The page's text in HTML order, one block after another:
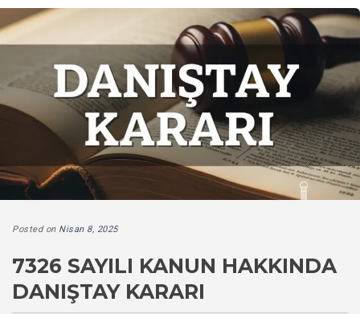
Posted on Nisan 8, 2025
7326 SAYILI KANUN HAKKINDA
DANIŞTAY KARARI